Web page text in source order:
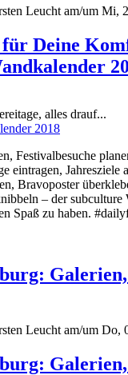
Leucht am/um Mi,
für Deine
alles drauf...
Festivalbesuche
eintragen, Jahresziele
Bravoposter
– der subculture
Spaß zu haben.
Leucht am/um Do,